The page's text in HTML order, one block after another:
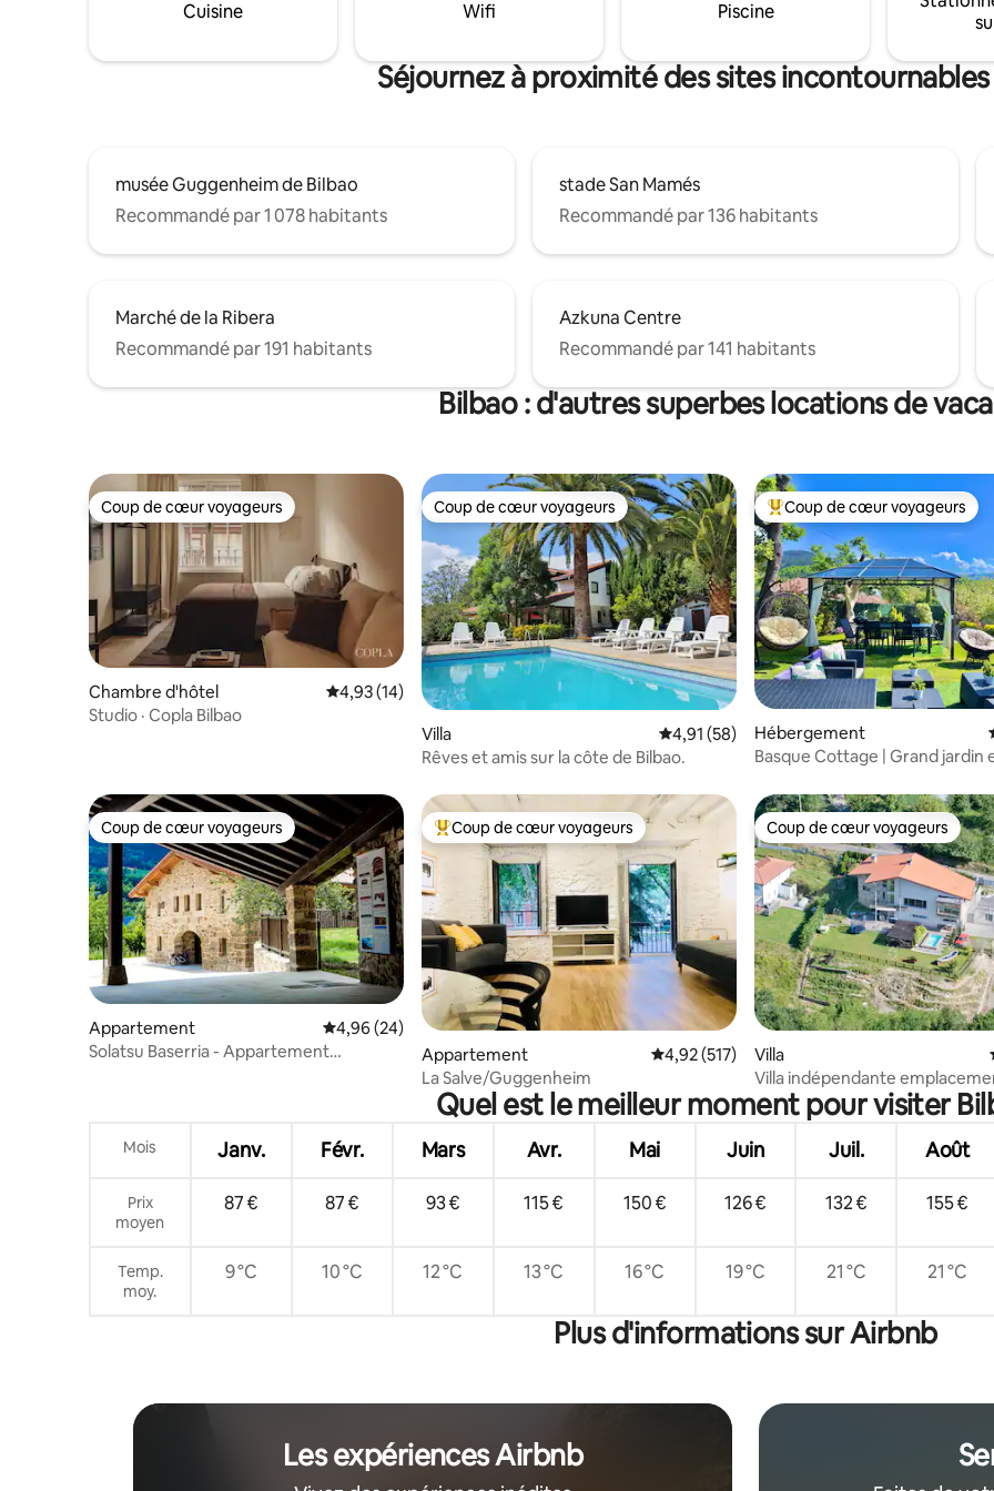
ESFCTU00004802700079209400000000000000000000EBI004888
Cuisine Wifi Piscine
Séjournez à proximité des sites
musée Guggenheim de Bilbao
Recommandé par 1 078 habitants
stade San Mamés
Recommandé par 136 habitants
Marché de la Ribera
Recommandé par 191 habitants
Azkuna Centre
Recommandé par 141 habitants
Bilbao : d'autres superbes locations de
Coup de cœur voyageurs
Coup de cœur voyageurs
Chambre d'hôtel Évaluation moyenne sur la base de 14 commentaires : 4,93 sur 5
4,93 (14)
Studio · Copla Bilbao
Coup de cœur voyageurs
Coup de cœur voyageurs
Villa Évaluation moyenne sur la base de 58
4,91 (58)
Rêves et amis sur la côte de Bilbao.
Coups de cœur voyageurs les
Coup de cœur voyageurs
Hébergement
Basque Cottage | Grand jardin
Coup de cœur voyageurs
Coup de cœur voyageurs
Appartement Évaluation moyenne sur la base de 24 commentaires : 4,96 sur 5
4,96 (24)
Solatsu Baserria - Appartement
Coups de cœur voyageurs les plus appréciés
Coup de cœur voyageurs
Appartement Évaluation moyenne sur la base de 517
4,92 (517)
La Salve/Guggenheim
Coup de cœur voyageurs
Coup de cœur voyageurs
Villa
Villa indépendante
privilégié
Quel est le meilleur moment pour visiter
Mois Janv. Févr. Mars Avr. Mai Juin Juil. Août
Prix
moyen
87 € 87 € 93 € 115 € 150 € 126 € 132 € 155 €
Temp.
moy.
9 °C 10 °C 12 °C 13 °C 16 °C 19 °C 21 °C 21 °C
Plus d'informations sur Airbnb
Les expériences Airbnb